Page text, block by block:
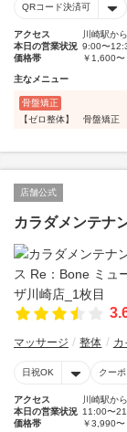
QRコード決済可
アクセス
川崎駅か
本日の営業状況 9:00〜
価格帯
￥1,600
主なメニュー
骨盤矯正
【ゼロ整体】 骨盤矯正
店舗公式
カラダメンテナ
マッサージ 整体 カ
日祝OK クー
アクセス
川崎駅か
本日の営業状況 11:00〜
価格帯
￥3,990